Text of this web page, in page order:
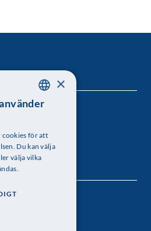
4A
SWEDISH
×
cookies för att
Du kan välja
välja vilka